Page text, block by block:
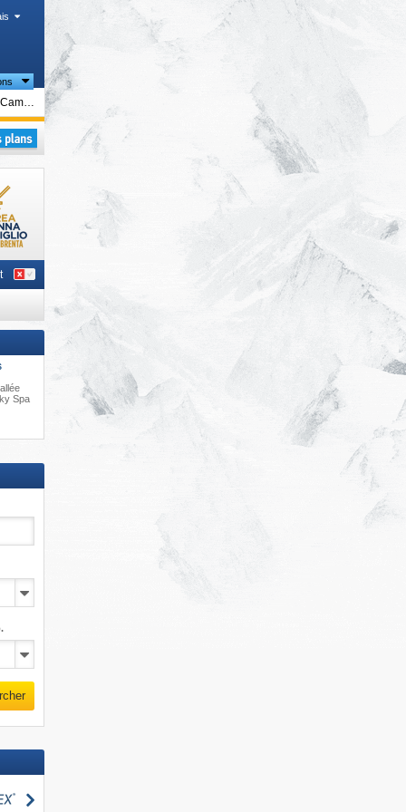
Madonna di Campiglio/​Pinzolo/​Folgàrida/​Marilleva
Madonna di Campiglio/​Pinzolo/​Folgàrida/​Marilleva
Spa
Rechercher